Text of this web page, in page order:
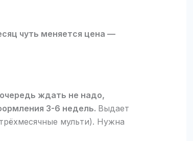
чуть меняется цена —
ждать не надо,
3-6 недель. Выдает
мульти). Нужна